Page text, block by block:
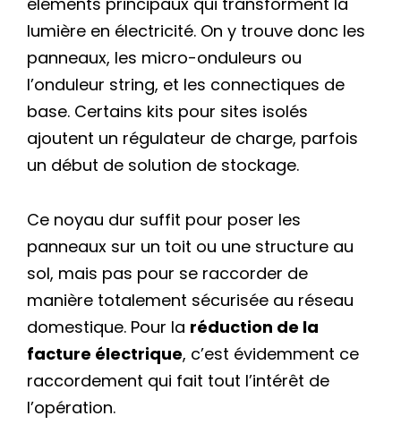
lumière en électricité. On y trouve donc les
panneaux, les micro-onduleurs ou
l’onduleur string, et les connectiques de
base. Certains kits pour sites isolés
ajoutent un régulateur de charge, parfois
un début de solution de stockage.
Ce noyau dur suffit pour poser les
panneaux sur un toit ou une structure au
sol, mais pas pour se raccorder de
manière totalement sécurisée au réseau
domestique. Pour la réduction de la
facture électrique, c’est évidemment ce
raccordement qui fait tout l’intérêt de
l’opération.